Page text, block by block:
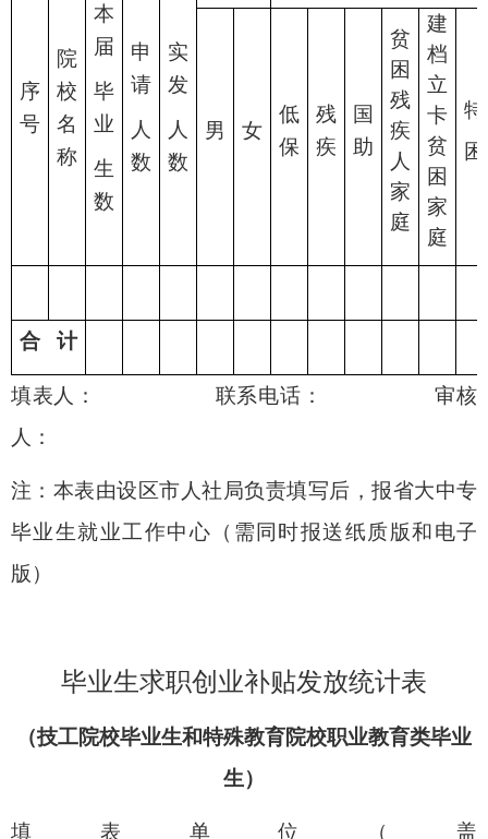
序
号
院
校
名
称
本
届
毕
业
生
数
申
请
人
数
实
发
人
数
男 女
低
保
残
疾
国
助
贫
困
残
疾
人
家
庭
建
档
立
卡
贫
困
家
庭
特
困
合 计
填表人： 联系电话： 审核
人：
注：本表由设区市人社局负责填写后，报省大中专
毕业生就业工作中心 （需同时报送纸质版和电子
版）
毕业生求职创业补贴发放统计表
（技工院校毕业生和特殊教育院校职业教育类毕业
生）
填表单位（盖